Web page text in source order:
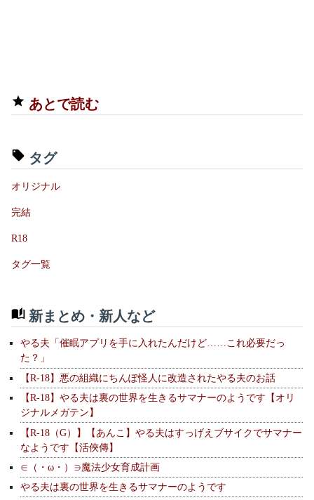
あとで読む
タグ
オリジナル
完結
R18
タグ一覧
新まとめ・新人など
やる夫「催眠アプリを手に入れたんだけど……これ必要だっ
た？」
【R-18】悪の組織にちんぽ怪人に改造されたやる夫のお話
【R-18】やる夫は裏の世界を生きるサマナーのようです【オリ
ジナルメガテン】
【R-18（G）】【あんこ】やる夫はすっげえブサイクでサマナー
なようです【活俠傳】
∈（・ω・）∋魔法少女育成計画
やる夫は裏の世界を生きるサマナーのようです